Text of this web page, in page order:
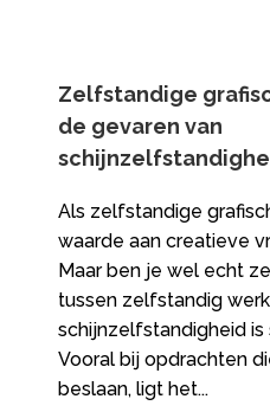
Zelfstandige
de gevaren van
Als zelfstandige
waarde aan creatieve
Maar ben je wel echt
tussen zelfstandig
schijnzelfstandigheid is
Vooral bij opdrachten
beslaan, ligt het...